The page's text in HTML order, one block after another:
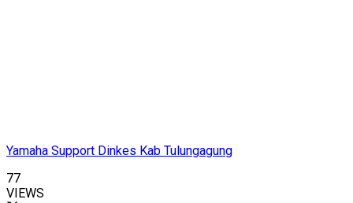
Yamaha Support Dinkes Kab Tulungagung
77
VIEWS